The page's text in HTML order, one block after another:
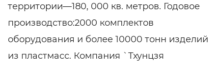
территории—180, 000 кв. метров. Годовое
производство:2000 комплектов
оборудования и более 10000 тонн изделий
из пластмасс. Компания `Тхунцзя